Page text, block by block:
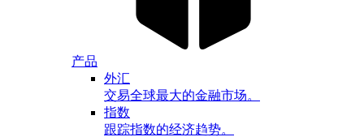
产品
外汇
交易全球最大的金融市场。
指数
跟踪指数的经济趋势。